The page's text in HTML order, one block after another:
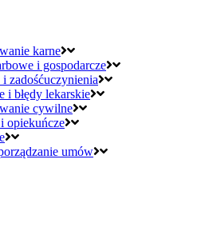
karne
i gospodarcze
zadośćuczynienia
i błędy lekarskie
cywilne
opiekuńcze
umów